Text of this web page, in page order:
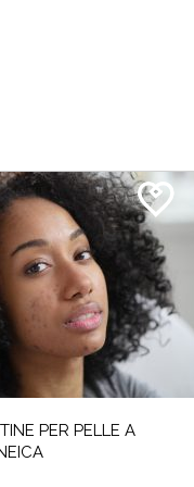
PER PELLE A